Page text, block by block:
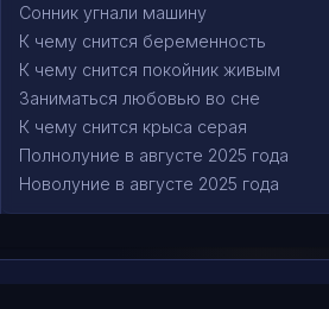
Сонник угнали машину
К чему снится беременность
К чему снится покойник живым
Заниматься любовью во сне
К чему снится крыса серая
Полнолуние в августе 2025 года
Новолуние в августе 2025 года